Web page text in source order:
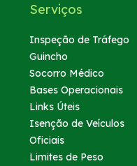
Serviços
Inspeção de Tráfego
Guincho
Socorro Médico
Bases Operacionais
Links Úteis
Isenção de Veículos
Oficiais
Limites de Peso